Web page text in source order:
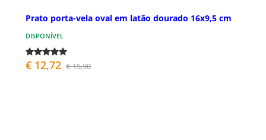
Prato porta-vela oval em latão dourado 16x9,5 cm
DISPONÍVEL
€ 12,72 € 15,90